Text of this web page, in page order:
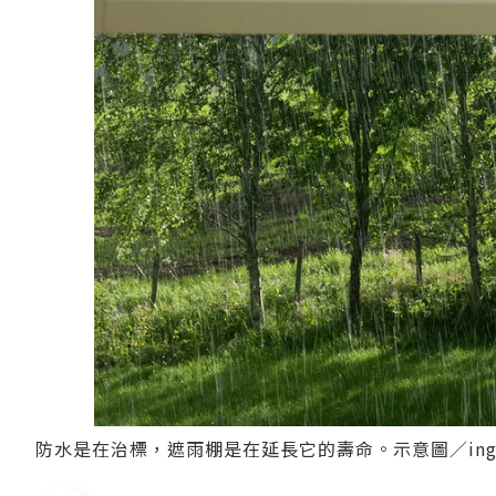
防水是在治標，遮雨棚是在延長它的壽命。示意圖／